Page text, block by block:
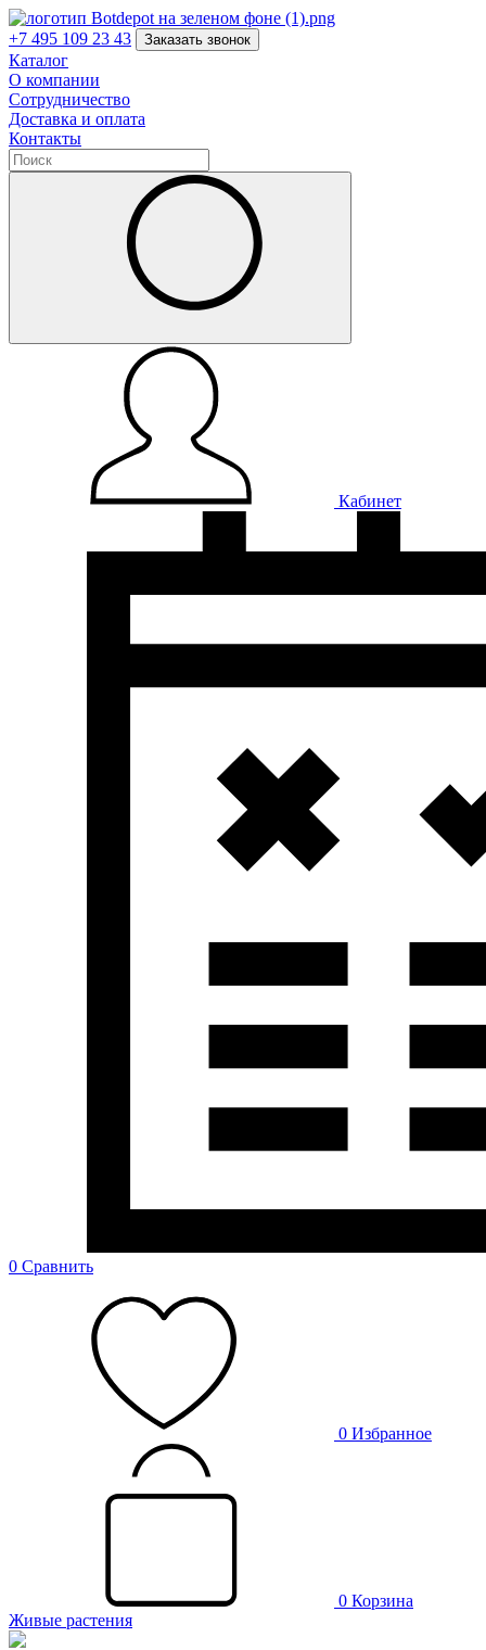
+7 495 109 23 43 Заказать звонок
Каталог
О компании
Сотрудничество
Доставка и оплата
Контакты
Кабинет
0 Сравнить
0 Избранное
0 Корзина
Живые растения